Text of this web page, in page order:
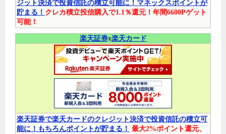
ジット決済で投資信託の積立可能に！マネックスポイントが
貯まる！ クレカ積立投信購入で1.1％還元！年間6600Pゲット
可能！
楽天証券x楽天カード
楽天証券で楽天カードのクレジット決済で投資信託の積立可
能に！もちろんポイントが貯まる！ 最大2%ポイント還元、